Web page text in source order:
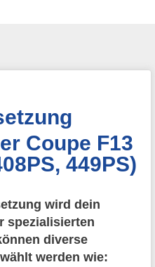
Coupe F13
449PS)
wird dein
spezialisierten
diverse
werden wie: